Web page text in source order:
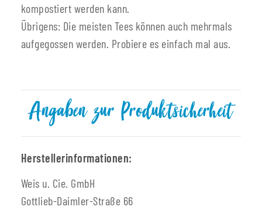
kompostiert werden kann.
Übrigens: Die meisten Tees können auch mehrmals
aufgegossen werden. Probiere es einfach mal aus.
Angaben zur Produktsicherheit
Herstellerinformationen:
Weis u. Cie. GmbH
Gottlieb-Daimler-Straße 66